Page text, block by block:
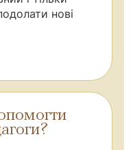
нові